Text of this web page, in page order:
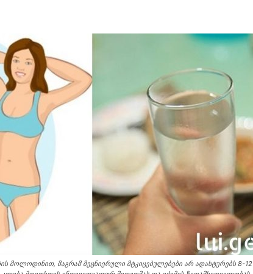
მოლოდინით, მაგრამ მეცნიერული მტკიცებულებები არ ადასტურებს 8-12